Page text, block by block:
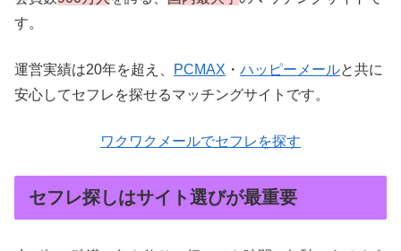
す。
運営実績は20年を超え、 PCMAX ・ ハッピーメールと共に
安心してセフレを探せるマッチングサイトです。
ワクワクメールでセフレを探す
セフレ探しはサイト選びが最重要